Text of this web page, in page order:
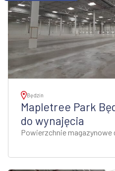
Będzin
Mapletree Park
do wynajęcia
Powierzchnie